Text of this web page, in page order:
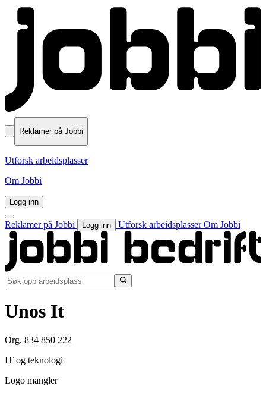
Reklamer på Jobbi
Utforsk arbeidsplasser
Om Jobbi
Logg inn
Reklamer på Jobbi Logg inn Utforsk arbeidsplasserOm Jobbi
Unos It
Org. 834 850 222
IT og teknologi
Logo mangler